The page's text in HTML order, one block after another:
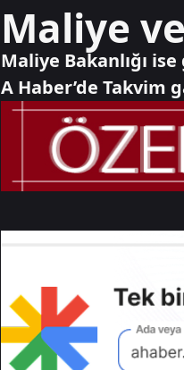
Maliye
Maliye Bakanlığı
A Haber’de Takvim